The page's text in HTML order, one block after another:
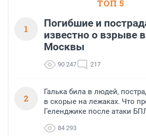
ТОП 5
1
Погибшие и
известно о взрыве
Москвы
90 247 217
2
Галька била в людей,
в скорые на лежаках. Что
Геленджике после атаки
84 293